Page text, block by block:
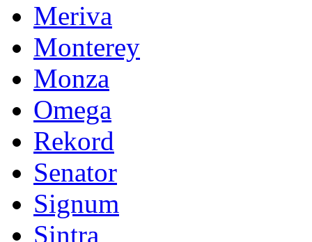
Meriva
Monterey
Monza
Omega
Rekord
Senator
Signum
Sintra